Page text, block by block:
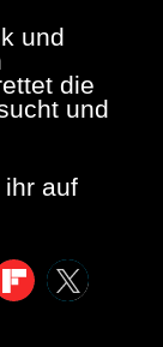
und
die
und
auf